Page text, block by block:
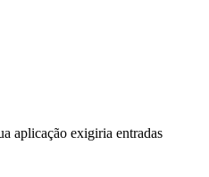
aplicação exigiria entradas